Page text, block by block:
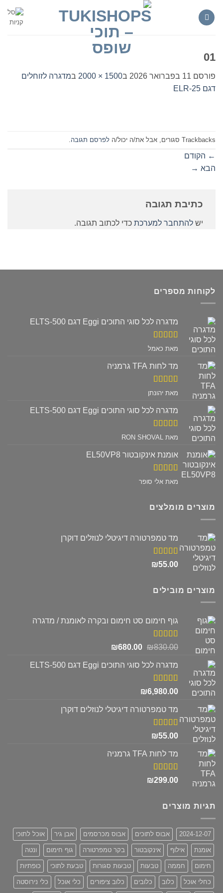
01
פורסם 11 בפברואר 2026 ב1500 × 2000 במדגרה לזוחלים
דגם ELR-25
Trackbacks סגורים, אבל את/ה יכול/ה לפרסם תגובה
← הקודם
הבא →
כתיבת תגובה
יש להתחבר למערכת כדי לכתוב תגובה.
לקוחות מספרים
מדגרה לכל סוגי התוכים Eggi דגם ELTS-500
דורג 5מתוך
מאת כאמל
מד לחות TFA גרמניה
דורג 5מתוך
מאת יהונתן
מדגרה לכל סוגי התוכים Eggi דגם ELTS-500
דורג 5מתוך
מאת RON SHOVAL
אומנת אינקובטור EL50VP8
דורג 5מתוך
מאת אלי סופר
מוצרים מומלצים
מד טמפרטורה דיגיטלי לנוזלים דוקרן
דורג5.00
₪55.00
מוצרים מובילים
גוף חימום סט חימום ובקרה לאומנת / מדגרה
דורג5.00
₪830.00
המחיר
היה:
₪680.00
המחיר
הוא:
מדגרה לכל סוגי התוכים Eggi דגם ELTS-500
דורג5.00
₪6,980.00
מד טמפרטורה דיגיטלי לנוזלים דוקרן
דורג5.00
₪55.00
מד לחות TFA גרמניה
דורג5.00
₪299.00
תגיות מוצרים
2024-12-07 אבוס לתוכים אבוס מכרסמים אבן גיר אוכל לתוכי
אומנת אילוף אינקובטור בקר טמפרטורה גוף חימום ונטה
חימום חממה טבעות טבעות סגורות טבעת לתוכי כופתיות
כחלי אוכל כלוב כלובים כלוב ציפורים כלי אוכל כלי נירוסטה